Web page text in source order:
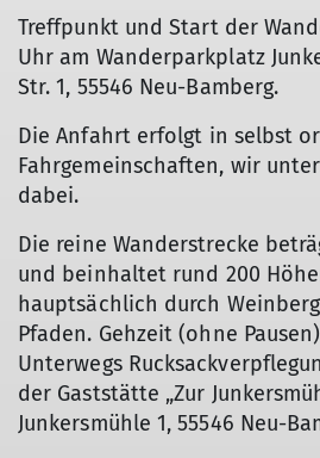
Treffpunkt und Start der
Uhr am Wanderparkplatz
Str. 1, 55546 Neu-Bamberg.
Die Anfahrt erfolgt in selbst
Fahrgemeinschaften, wir
dabei.
Die reine Wanderstrecke
und beinhaltet rund 200
hauptsächlich durch
Pfaden. Gehzeit (ohne
Unterwegs
der Gaststätte „Zur
Junkersmühle 1, 55546 Neu-